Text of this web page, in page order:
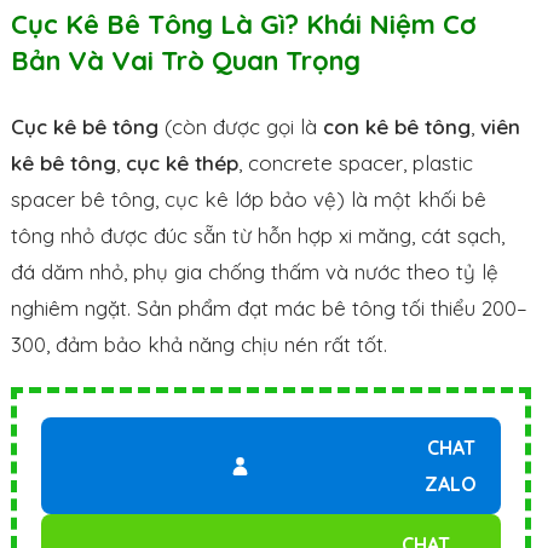
Cục Kê Bê Tông Là Gì? Khái Niệm Cơ
Bản Và Vai Trò Quan Trọng
Cục kê bê tông (còn được gọi là con kê bê tông, viên
kê bê tông, cục kê thép, concrete spacer, plastic
spacer bê tông, cục kê lớp bảo vệ) là một khối bê
tông nhỏ được đúc sẵn từ hỗn hợp xi măng, cát sạch,
đá dăm nhỏ, phụ gia chống thấm và nước theo tỷ lệ
nghiêm ngặt. Sản phẩm đạt mác bê tông tối thiểu 200–
300, đảm bảo khả năng chịu nén rất tốt.
CHAT
ZALO